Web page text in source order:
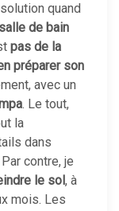
quand
de bain
pas de la
préparer son
avec un
. Le tout,
la
dans
contre, je
le sol, à
mois. Les